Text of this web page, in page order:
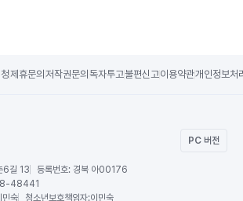
제휴문의 저작권문의 독자투고불편신고이용약관개인정보처
PC 버전
6길 13 등록번호: 경북 아00176
48441
민숙 청소년보호책임자:이민숙